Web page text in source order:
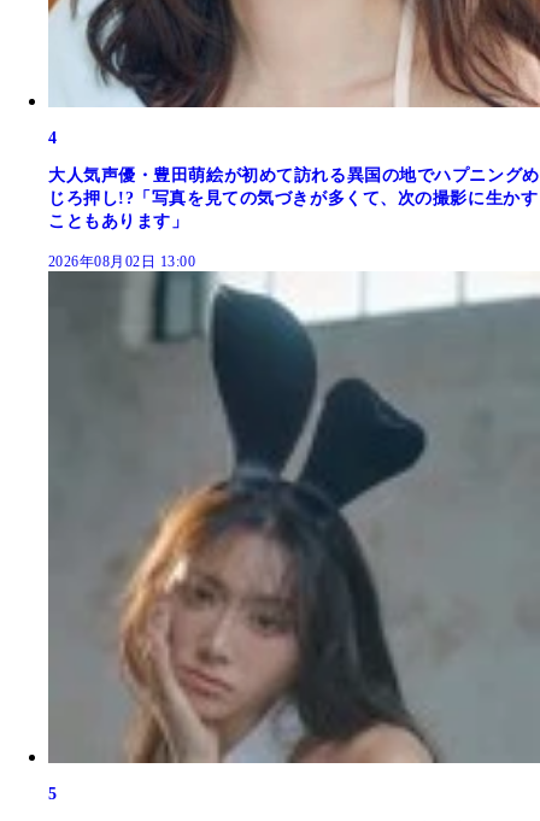
4
大人気声優・豊田萌絵が初めて訪れる異国の地でハプニングめ
じろ押し!?「写真を見ての気づきが多くて、次の撮影に生かす
こともあります」
2026年08月02日 13:00
5